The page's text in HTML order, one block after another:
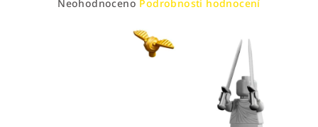
Neohodnoceno Podrobnosti hodnocení